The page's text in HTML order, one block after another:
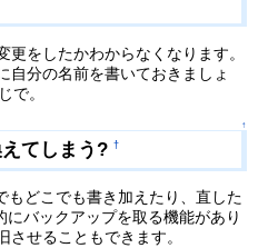
をしたかわからなくなります。
自分の名前を書いておきましょ
で。
↑
えてしまう?†
もどこでも書き加えたり、直した
にバックアップを取る機能があり
させることもできます。